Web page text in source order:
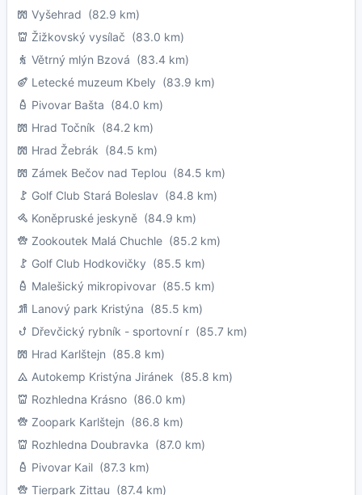
Vyšehrad (82.9 km)
Žižkovský vysílač (83.0 km)
Větrný mlýn Bzová (83.4 km)
Letecké muzeum Kbely (83.9 km)
Pivovar Bašta (84.0 km)
Hrad Točník (84.2 km)
Hrad Žebrák (84.5 km)
Zámek Bečov nad Teplou (84.5 km)
Golf Club Stará Boleslav (84.8 km)
Koněpruské jeskyně (84.9 km)
Zookoutek Malá Chuchle (85.2 km)
Golf Club Hodkovičky (85.5 km)
Malešický mikropivovar (85.5 km)
Lanový park Kristýna (85.5 km)
Dřevčický rybník - sportovní r (85.7 km)
Hrad Karlštejn (85.8 km)
Autokemp Kristýna Jiránek (85.8 km)
Rozhledna Krásno (86.0 km)
Zoopark Karlštejn (86.8 km)
Rozhledna Doubravka (87.0 km)
Pivovar Kail (87.3 km)
Tierpark Zittau (87.4 km)